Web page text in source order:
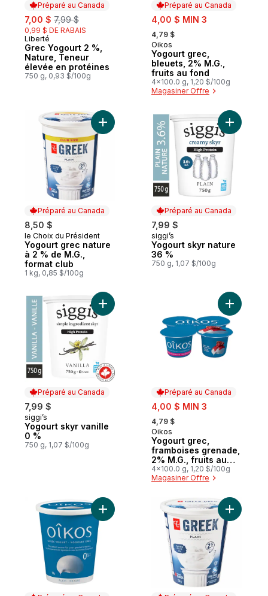
Préparé au Canada
sale:
7,00 $ , formerly:
7,99 $
0,99 $ DE RABAIS
Préparé au Canada
Liberté
Grec Yogourt 2 %,
Nature, Teneur
élevée en protéines
750 g, 0,93 $/100g
Préparé au Canada
sale:
4,00 $ MIN 3
, formerly:
4,79 $
Préparé au Canada
Oikos
Yogourt grec,
bleuets, 2% M.G.,
fruits au fond
4x100.0 g, 1,20 $/100g
Magasiner Offre
Préparé au Canada
8,50 $
Préparé au Canada
le Choix du Président
Yogourt grec nature
à 2 % de M.G.,
format club
1 kg, 0,85 $/100g
Ajouter Yogourt grec nature à 2 % de
Préparé au Canada
7,99 $
Préparé au Canada
siggi’s
Yogourt skyr nature
36 %
750 g, 1,07 $/100g
Ajouter
Préparé au Canada
7,99 $
Préparé au Canada
siggi’s
Yogourt skyr vanille
0 %
750 g, 1,07 $/100g
Ajouter Yogourt skyr vanille 0 % au panier
Préparé au Canada
sale:
4,00 $ MIN 3
, formerly:
4,79 $
Préparé au Canada
Oikos
Yogourt grec,
framboises grenade,
2% M.G., fruits au
fond
4x100.0 g, 1,20 $/100g
Magasiner Offre
Ajouter
Ajouter Yogourt grec sans gras, nature,
Ajouter